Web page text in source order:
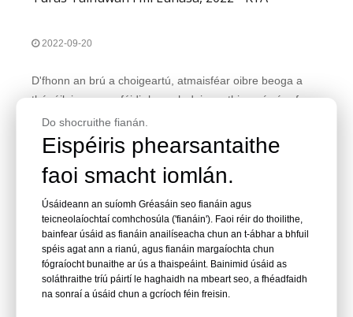
2022-09-20
D'fhonn an brú a choigeartú, atmaisféar oibre beoga a
thógáil, ionas gur féidir le gach duine a thiomnú níos fearr
sa tréimhse oibre atá le teacht. D'eagraigh ár gcuideachta
go speisialta an ghníomhaíocht tógála grúpa i
Changzhou.It suite in aice le Shanghai agus Suzhou
cathrach, atá freisin áit mhaireachtála compordach agus
Léigh Tuilleadh
Do shocruithe fianán.
Eispéiris phearsantaithe
faoi smacht iomlán.
Úsáideann an suíomh Gréasáin seo fianáin agus
teicneolaíochtaí comhchosúla ('fianáin'). Faoi réir do thoilithe,
bainfear úsáid as fianáin anailíseacha chun an t-ábhar a bhfuil
spéis agat ann a rianú, agus fianáin margaíochta chun
fógraíocht bunaithe ar ús a thaispeáint. Bainimid úsáid as
soláthraithe tríú páirtí le haghaidh na mbeart seo, a fhéadfaidh
na sonraí a úsáid chun a gcríoch féin freisin.